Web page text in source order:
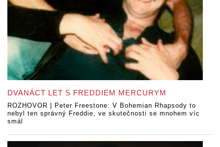
DVANÁCT LET S FREDDIEM MERCURYM
ROZHOVOR | Peter Freestone: V Bohemian Rhapsody to
nebyl ten správný Freddie, ve skutečnosti se mnohem víc
smál